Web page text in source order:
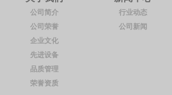
公司简介
公司荣誉
企业文化
先进设备
品质管理
荣誉资质
行业动态
公司新闻